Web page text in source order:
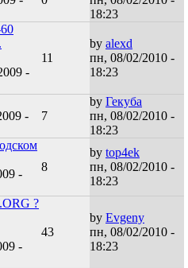
18:23
-
11
by alexd
пн, 08/02/2010 -
18:23
-
7
by Гекуба
пн, 08/02/2010 -
18:23
-
8
by top4ek
пн, 08/02/2010 -
18:23
?
-
43
by Evgeny
пн, 08/02/2010 -
18:23